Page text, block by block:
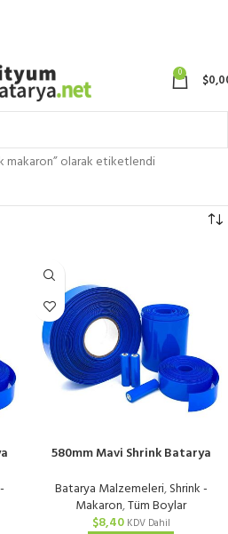
0 $
makaron” olarak etiketlendi
580mm Mavi Shrink Batarya
Makaron | Metre
Batarya Malzemeleri,Shrink -
Makaron,Tüm Boylar
$8,40 KDV Dahil